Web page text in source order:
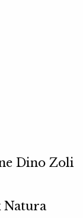
Dino Zoli
Natura